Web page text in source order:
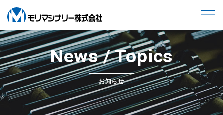
News / Topics
お知らせ